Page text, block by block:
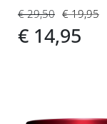
€ 29,50
€ 14,95
€ 19,95